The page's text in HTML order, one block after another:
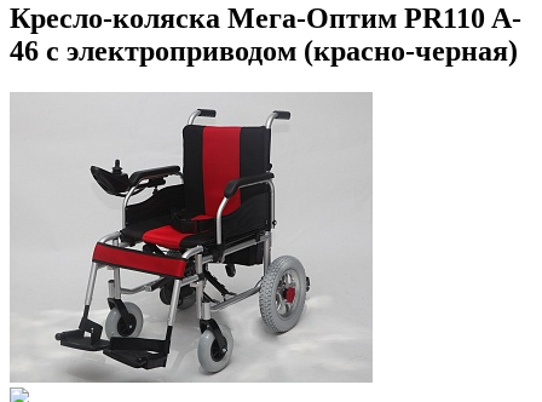
Кресло-коляска Мега-Оптим PR110 A-
46 с электроприводом (красно-черная)